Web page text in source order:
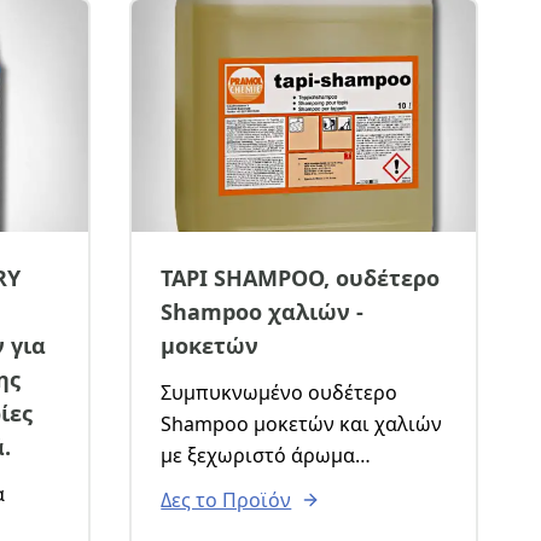
TAPI SHAMPOO, ουδέτερο
Shampoo χαλιών -
μοκετών
Συμπυκνωμένο ουδέτερο
Shampoo μοκετών και χαλιών
με ξεχωριστό άρωμα
φρεσκάδας. Ιδανικό για
αφροπαραγωγούς ή για
Δες το Προϊόν